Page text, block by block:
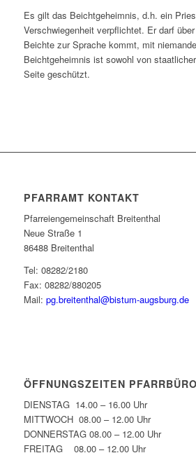
Es gilt das Beichtgeheimnis, d.h. ein
Verschwiegenheit verpflichtet. Er darf
Beichte zur Sprache kommt, mit
Beichtgeheimnis ist sowohl von
Seite geschützt.
PFARRAMT KONTAKT
Pfarreiengemeinschaft Breitenthal
Neue Straße 1
86488 Breitenthal
Tel: 08282/2180
Fax: 08282/880205
Mail: pg.breitenthal@bistum-augsburg.de
ÖFFNUNGSZEITEN PFARRBÜRO
DIENSTAG 14.00 – 16.00 Uhr
MITTWOCH 08.00 – 12.00 Uhr
DONNERSTAG 08.00 – 12.00 Uhr
FREITAG 08.00 – 12.00 Uhr